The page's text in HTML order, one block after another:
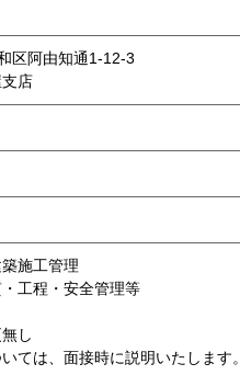
区阿由知通1-12-3
店
施工管理
工程・安全管理等
し
ては、面接時に説明いたします。